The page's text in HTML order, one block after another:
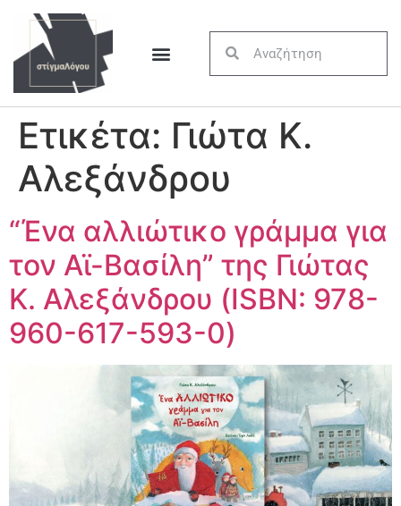
Ετικέτα: Γιώτα Κ.
Αλεξάνδρου
“Ένα αλλιώτικο γράμμα για
τον Αϊ-Βασίλη” της Γιώτας
Κ. Αλεξάνδρου (ISBN: 978-
960-617-593-0)